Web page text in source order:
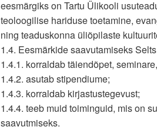
eesmärgiks on Tartu Ülikooli
teoloogilise hariduse toetamine,
ning teaduskonna üliõpilaste
1.4. Eesmärkide saavutamiseks
1.4.1. korraldab täiendõpet,
1.4.2. asutab stipendiume;
1.4.3. korraldab kirjastustegevust;
1.4.4. teeb muid toiminguid, mis on
saavutmiseks.